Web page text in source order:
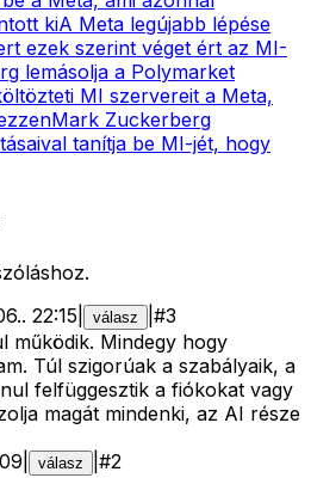
kiA Meta legújabb lépése
ezek szerint véget ért az MI-
lemásolja a Polymarket
MI szervereit a Meta,
Mark Zuckerberg
tanítja be MI-jét, hogy
. 22:15 válasz #3
működik. Mindegy hogy
Túl szigorúak a szabályaik, a
felfüggesztik a fiókokat vagy
magát mindenki, az AI része
válasz #2